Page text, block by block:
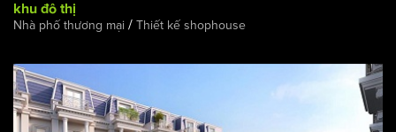
khu đô thị
Nhà phố thương mại